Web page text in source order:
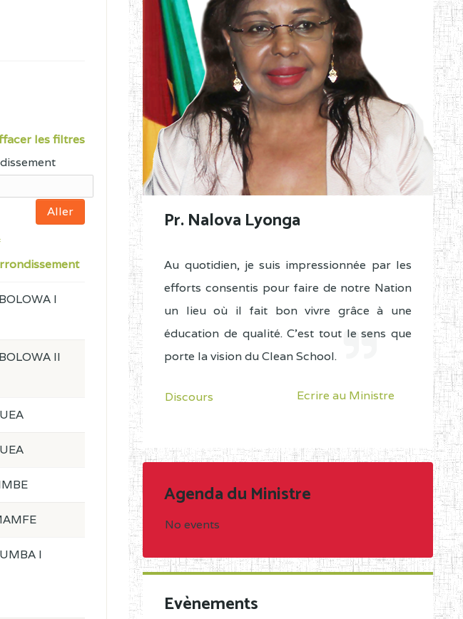
les filtres
I
II
I
Pr. Nalova Lyonga
Au quotidien, je suis impressionnée par les
efforts consentis pour faire de notre Nation
un lieu où il fait bon vivre grâce à une
éducation de qualité. C'est tout le sens que
porte la vision du Clean School.
Discours Ecrire au Ministre
Agenda du Ministre
No events
Evènements